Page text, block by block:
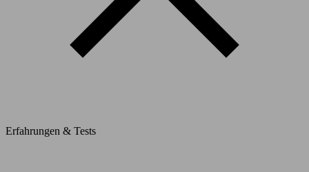
Erfahrungen & Tests